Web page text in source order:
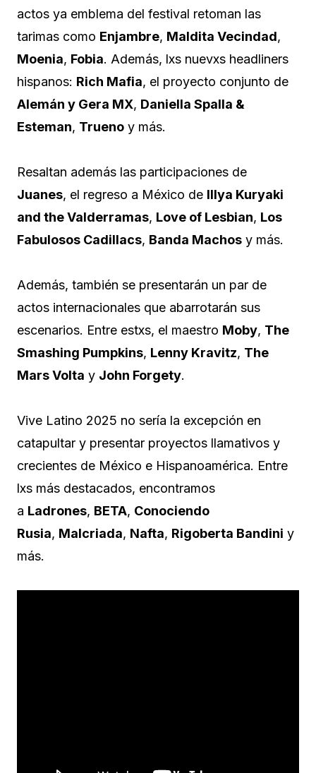
actos ya emblema del festival retoman las
tarimas como Enjambre, Maldita Vecindad,
Moenia, Fobia. Además, lxs nuevxs headliners
hispanos: Rich Mafia, el proyecto conjunto de
Alemán y Gera MX, Daniella Spalla &
Esteman, Trueno y más.
Resaltan además las participaciones de
Juanes, el regreso a México de Illya Kuryaki
and the Valderramas, Love of Lesbian, Los
Fabulosos Cadillacs, Banda Machos y más.
Además, también se presentarán un par de
actos internacionales que abarrotarán sus
escenarios. Entre estxs, el maestro Moby, The
Smashing Pumpkins, Lenny Kravitz, The
Mars Volta y John Forgety.
Vive Latino 2025 no sería la excepción en
catapultar y presentar proyectos llamativos y
crecientes de México e Hispanoamérica. Entre
lxs más destacados, encontramos
a Ladrones, BETA, Conociendo
Rusia, Malcriada, Nafta, Rigoberta Bandini y
más.